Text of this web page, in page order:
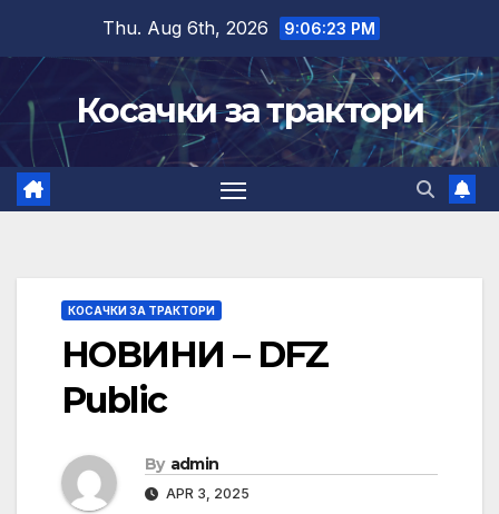
content
Thu. Aug 6th, 2026 9:06:24 PM
Косачки за трактори
КОСАЧКИ ЗА ТРАКТОРИ
НОВИНИ – DFZ
Public
By admin
APR 3, 2025